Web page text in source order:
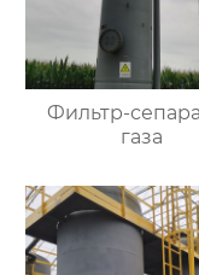
Фильтр-
газа